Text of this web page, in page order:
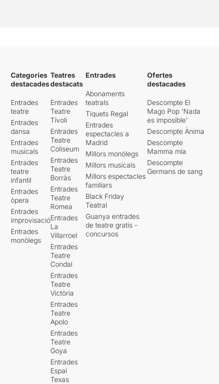
Categories
destacades
Entrades
teatre
Entrades
dansa
Entrades
musicals
Entrades
teatre
infantil
Entrades
òpera
Entrades
improvisació
Entrades
monòlegs
Teatres
destacats
Entrades
Teatre
Tívoli
Entrades
Teatre
Coliseum
Entrades
Teatre
Borràs
Entrades
Teatre
Romea
Entrades
La
Villarroel
Entrades
Teatre
Condal
Entrades
Teatre
Victòria
Entrades
Teatre
Apolo
Entrades
Teatre
Goya
Entrades
Espai
Texas
Entrades
Abonaments
teatrals
Tiquets Regal
Entrades
espectacles a
Madrid
Millors monòlegs
Millors musicals
Millors espectacles
familiars
Black Friday
Teatral
Guanya entrades
de teatre gratis -
concursos
Ofertes
destacades
Descompte El
Mago Pop 'Nada
es imposible'
Descompte Ànima
Descompte
Mamma mia
Descompte
Germans de sang